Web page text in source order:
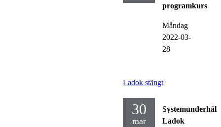
programkurs
Måndag
2022-03-
28
Ladok stängt
30
mar
Systemunderhåll
Ladok